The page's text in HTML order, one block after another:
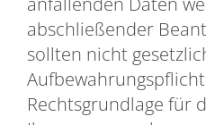
abschließender
sollten nicht
Rechtsgrundlage für